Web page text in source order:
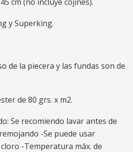
y Superking.
de la piecera y las fundas son de
de 80 grs. x m2.
Se recomiendo lavar antes de
-Se puede usar
-Temperatura máx. de